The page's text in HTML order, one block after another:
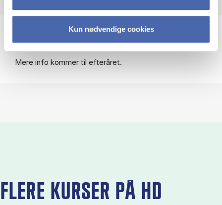
Kun nødvendige cookies
4. januar 2027.
Mere info kommer til efteråret.
FLERE KURSER PÅ HD